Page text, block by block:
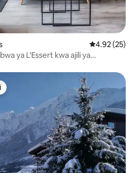
Ukadiriaji wa
4.92 (25)
ya L'Essert kwa ajili ya